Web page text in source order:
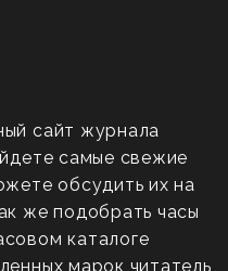
сайт журнала
самые свежие
обсудить их на
же подобрать часы
каталоге
марок читатель